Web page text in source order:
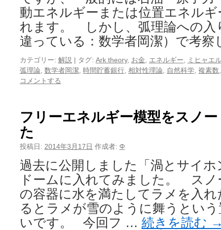
動エネルギーまたは位置エネル
れます。 しかし、弧理論への入
違っている：数学者岡潔）で考
カテゴリー: 解説 | タグ: Ark theory, お金 エネルギー
ミヒャエ
弧理論 数学者岡潔 時間貯蓄銀行 相対性理論 自然科学 複素数
コメントする
フリーエネルギー模型をスノ
た
投稿日: 2014年3月17日 作成者: Φ
過去に公開しました「渦とサイ
ドームに入れてみました。 スノ
の容器に水を満たしてラメを入
るとラメが雪のように舞うとい
いです。 今回フ … 続きを読む